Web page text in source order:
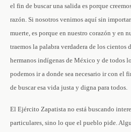
el fin de buscar una salida es porque
razón. Si nosotros venimos aquí sin
muerte, es porque en nuestro corazón y en
traemos la palabra verdadera de los cientos
hermanos indígenas de México y de todos
podemos ir a donde sea necesario ir con el
de buscar esa vida justa y digna para todos.
El Ejército Zapatista no está buscando
particulares, sino lo que el pueblo pide.